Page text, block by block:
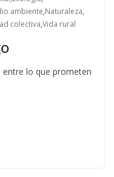
ambiente,Naturaleza,
colectiva,Vida rural
entre lo que prometen